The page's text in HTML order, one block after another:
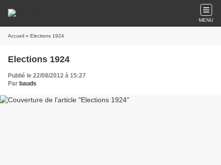
MENU
Accueil » Elections 1924
Elections 1924
Publié le 22/08/2012 à 15:27
Par bauds